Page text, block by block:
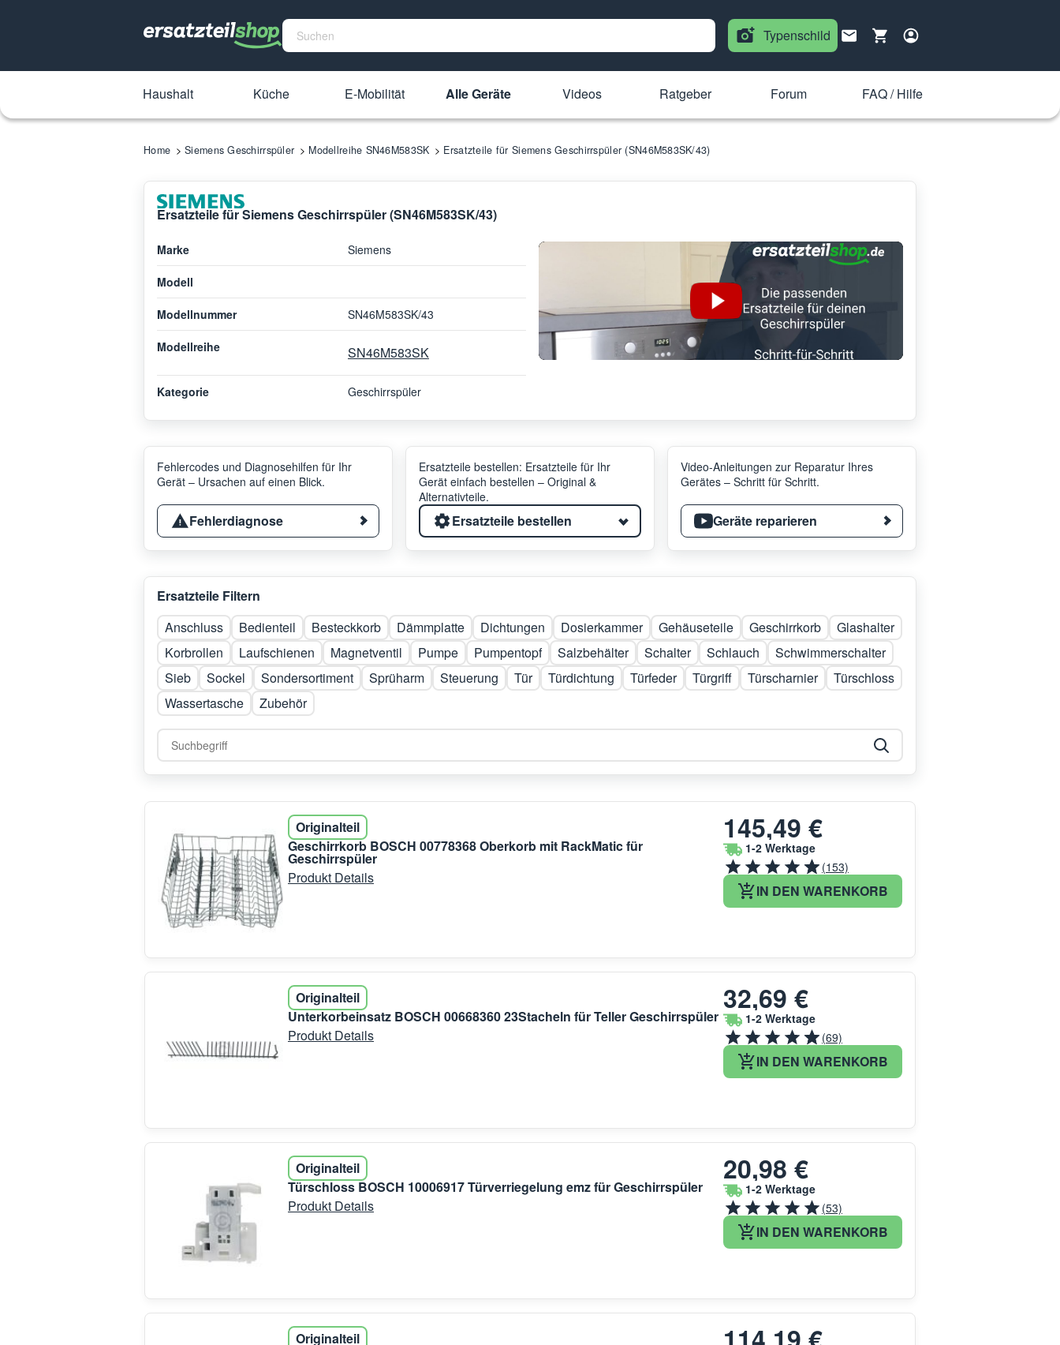
Typenschild
Haushalt Küche E-Mobilität Alle Geräte Videos Ratgeber Forum FAQ / Hilfe
Home Siemens Geschirrspüler Modellreihe SN46M583SK Ersatzteile für Siemens Geschirrspüler (SN46M583SK/43)
Ersatzteile für Siemens Geschirrspüler (SN46M583SK/43)
Marke Siemens
Modell
Modellnummer SN46M583SK/43
Modellreihe SN46M583SK
Kategorie Geschirrspüler
Fehlercodes und Diagnosehilfen für Ihr
Gerät – Ursachen auf einen Blick.
Fehlerdiagnose
Ersatzteile bestellen: Ersatzteile für Ihr
Gerät einfach bestellen – Original &
Alternativteile.
Ersatzteile bestellen
Video-Anleitungen zur Reparatur Ihres
Gerätes – Schritt für Schritt.
Geräte reparieren
Ersatzteile Filtern
Anschluss
Bedienteil Besteckkorb Dämmplatte Dichtungen Dosierkammer Gehäuseteile Geschirrkorb
Glashalter
Korbrollen
Laufschienen Magnetventil Pumpe Pumpentopf Salzbehälter Schalter Schlauch
Schwimmerschalter
Sieb
Sockel Sondersortiment Sprüharm Steuerung Tür Türdichtung Türfeder Türgriff Türscharnier
Türschloss
Wassertasche
Zubehör
Originalteil
Geschirrkorb BOSCH 00778368 Oberkorb mit RackMatic für
Geschirrspüler
Produkt Details
145,49 €
1-2 Werktage
(153)
IN DEN WARENKORB
Originalteil
Unterkorbeinsatz BOSCH 00668360 23Stacheln für Teller Geschirrspüler
Produkt Details
32,69 €
1-2 Werktage
(69)
IN DEN WARENKORB
Originalteil
Türschloss BOSCH 10006917 Türverriegelung emz für Geschirrspüler
Produkt Details
20,98 €
1-2 Werktage
(53)
IN DEN WARENKORB
Originalteil